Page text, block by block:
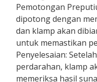
Pemotongan
dipotong dengan
dan klamp akan
untuk memastikan
Penyelesaian:
perdarahan, klamp
memeriksa hasil